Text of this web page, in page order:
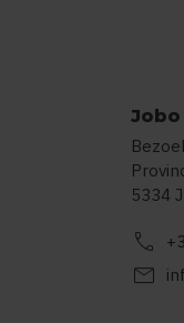
5334
call
mail